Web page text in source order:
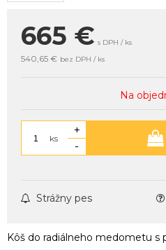
665 € s DPH / ks
540,65 € bez DPH / ks
Na
ks
+
-
Strážny pes
Kôš do radiálneho medometu